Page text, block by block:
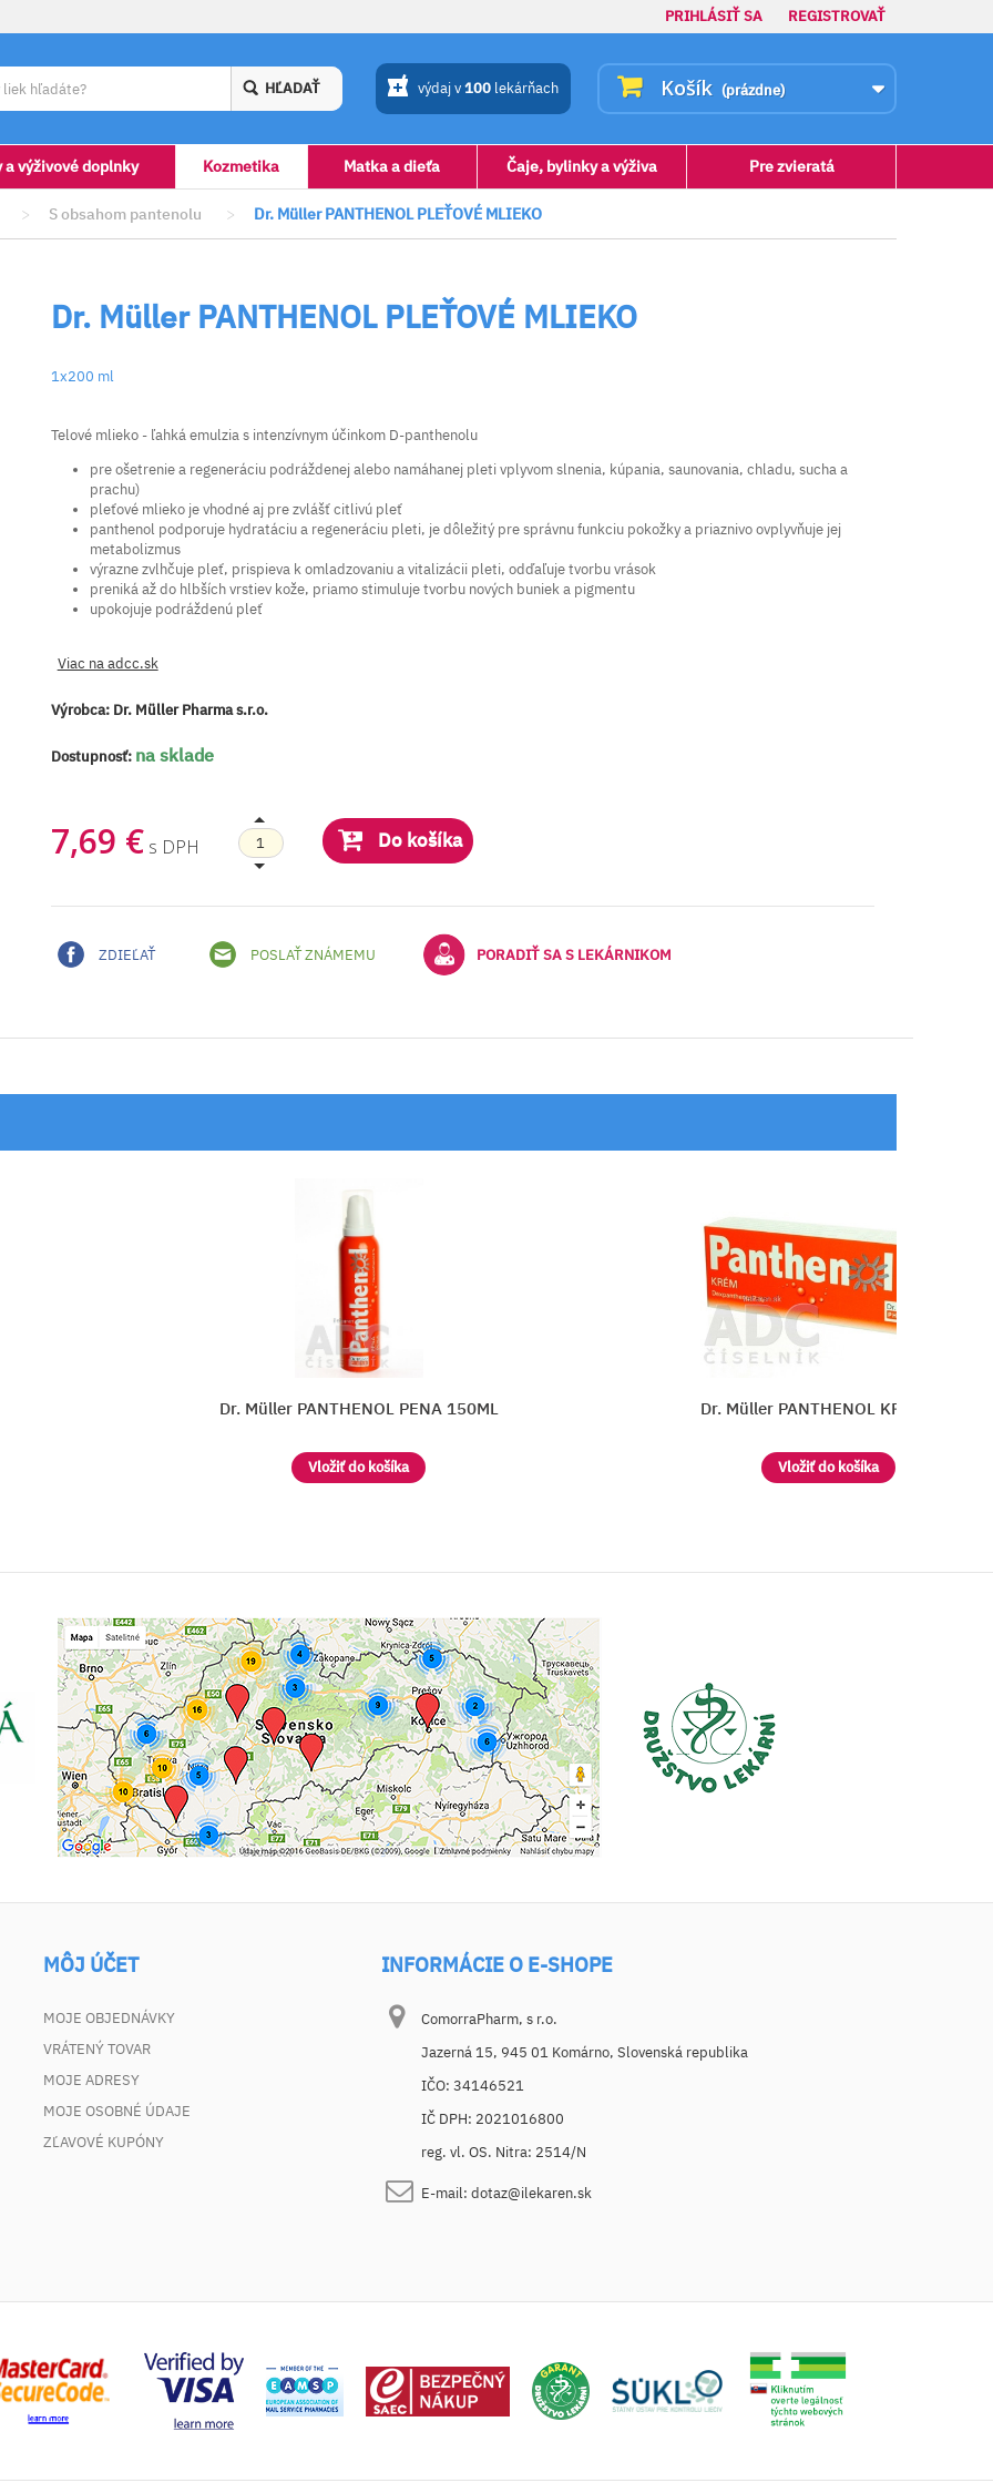
PRIHLÁSIŤ SA REGISTROVAŤ
Košík (prázdne)
HĽADAŤ výdaj v100 lekárňach
a výživové doplnky Kozmetika Matka a dieťa Čaje, bylinky a výživa Pre zvieratá
> S obsahom pantenolu > Dr. Müller PANTHENOL PLEŤOVÉ MLIEKO
Dr. Müller PANTHENOL PLEŤOVÉ MLIEKO
1x200 ml
Telové mlieko - ľahká emulzia s intenzívnym účinkom D-panthenolu
pre ošetrenie a regeneráciu podráždenej alebo namáhanej pleti vplyvom slnenia, kúpania, saunovania, chladu, sucha a
prachu)
pleťové mlieko je vhodné aj pre zvlášť citlivú pleť
panthenol podporuje hydratáciu a regeneráciu pleti, je dôležitý pre správnu funkciu pokožky a priaznivo ovplyvňuje jej
metabolizmus
výrazne zvlhčuje pleť, prispieva k omladzovaniu a vitalizácii pleti, odďaľuje tvorbu vrások
preniká až do hlbších vrstiev kože, priamo stimuluje tvorbu nových buniek a pigmentu
upokojuje podráždenú pleť
Viac na adcc.sk
Výrobca: Dr. Müller Pharma s.r.o.
Dostupnosť: na sklade
7,69 € s DPH Do košíka
ZDIEĽAŤ POSLAŤ ZNÁMEMU PORADIŤ SA S LEKÁRNIKOM
150ML Dr. Müller PANTHENOL KRÉM 7%
Vložiť do košíka
Trioderm sun PANTHENOL
MÔJ ÚČET
MOJE OBJEDNÁVKY
VRÁTENÝ TOVAR
MOJE ADRESY
MOJE OSOBNÉ ÚDAJE
ZĽAVOVÉ KUPÓNY
INFORMÁCIE O E-SHOPE
ComorraPharm, s r.o.
Jazerná 15, 945 01 Komárno, Slovenská republika
IČO: 34146521
IČ DPH: 2021016800
reg. vl. OS. Nitra: 2514/N
E-mail: dotaz@ilekaren.sk